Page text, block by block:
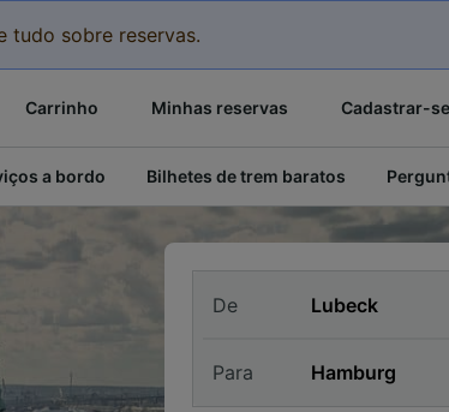
tudo sobre reservas.
Carrinho Minhas reservas Cadastrar-se
a bordo Bilhetes de trem baratos
De
Para